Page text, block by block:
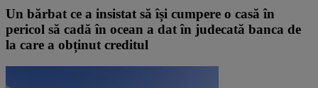
Un bărbat ce a insistat să își cumpere o casă în
pericol să cadă în ocean a dat în judecată banca de
la care a obținut creditul